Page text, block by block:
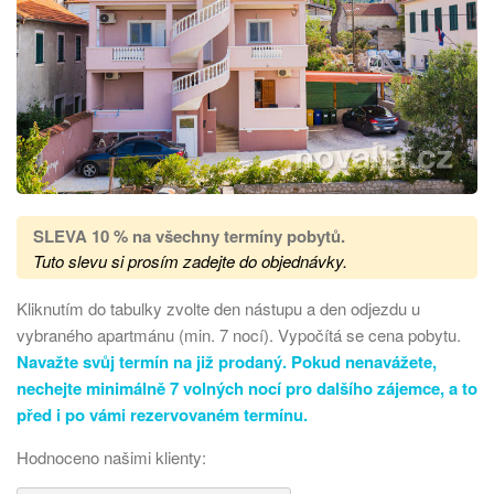
SLEVA 10 % na všechny termíny pobytů.
Tuto slevu si prosím zadejte do objednávky.
Kliknutím do tabulky zvolte den nástupu a den odjezdu u
vybraného apartmánu (min. 7 nocí). Vypočítá se cena pobytu.
Navažte svůj termín na již prodaný. Pokud nenavážete,
nechejte minimálně 7 volných nocí pro dalšího zájemce, a to
před i po vámi rezervovaném termínu.
Hodnoceno našimi klienty: